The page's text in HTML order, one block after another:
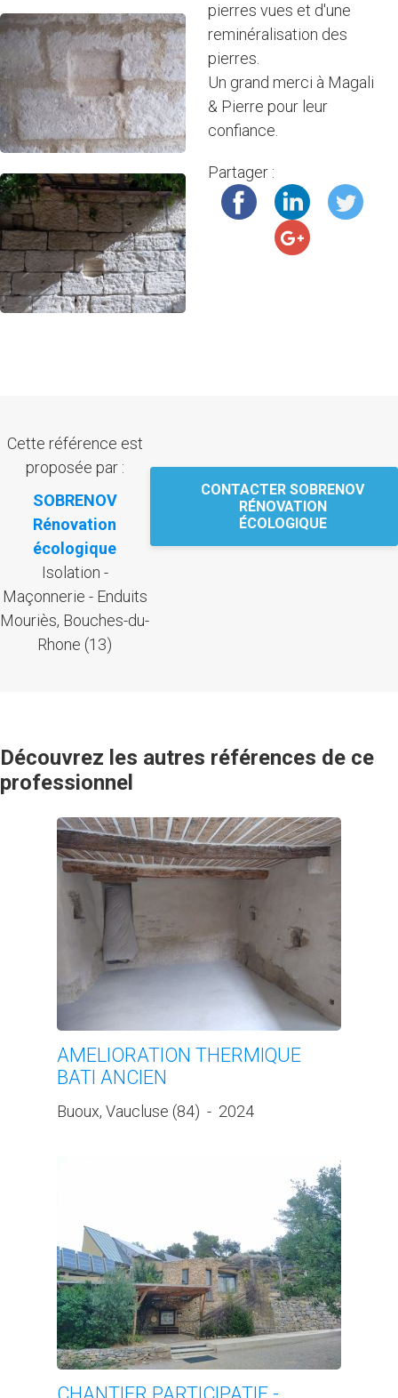
pierres vues et d'une
reminéralisation des
pierres.
Un grand merci à Magali
& Pierre pour leur
confiance.
Partager :
Cette référence est
proposée par :
SOBRENOV
Rénovation
écologique
Isolation -
Maçonnerie - Enduits
Mouriès, Bouches-du-
Rhone (13)
CONTACTER SOBRENOV
RÉNOVATION
ÉCOLOGIQUE
Découvrez les autres références de ce
professionnel
AMELIORATION THERMIQUE
BATI ANCIEN
Buoux, Vaucluse (84) - 2024